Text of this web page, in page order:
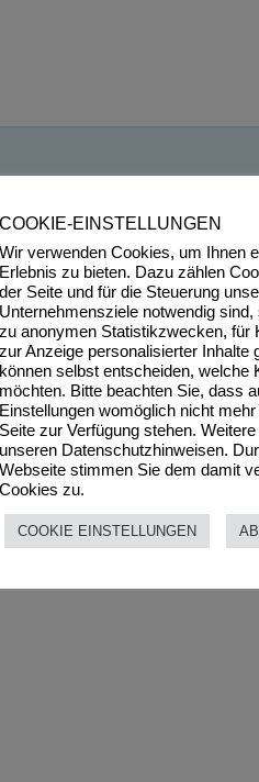
Erfahre, wie deine
COOKIE-EINSTELLUNGEN
Wir verwenden Cookies, um Ihnen
Erlebnis zu bieten. Dazu zählen
der Seite und für die Steuerung
Unternehmensziele notwendig
zu anonymen Statistikzwecken, für
zur Anzeige personalisierter Inhalte
können selbst entscheiden, welche
möchten. Bitte beachten Sie, dass
Einstellungen womöglich nicht
Seite zur Verfügung stehen.
unseren Datenschutzhinweisen.
Webseite stimmen Sie dem damit
Cookies zu.
COOKIE EINSTELLUNGEN